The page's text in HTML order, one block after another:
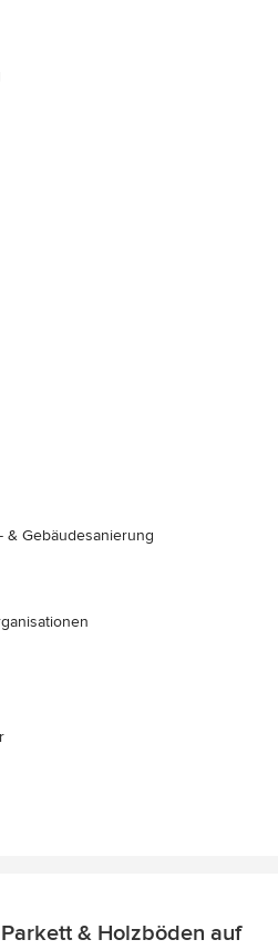
& Gebäudesanierung
& Holzböden auf